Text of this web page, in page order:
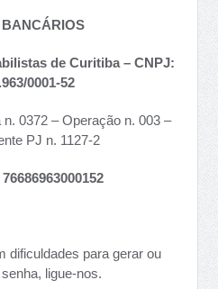
de Curitiba – CNPJ:
0001-52
0372 – Operação n. 003 –
PJ n. 1127-2
dificuldades para gerar ou
ligue-nos.